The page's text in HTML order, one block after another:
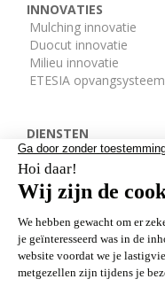
INNOVATIES
Mulching innovatie
Duocut innovatie
Milieu innovatie
ETESIA opvangsysteem
DIENSTEN
De ETESIA afdelingen
Onderdelen
Gratis demo
DEALERS